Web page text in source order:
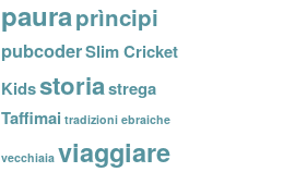
pauraprìncipi
pubcoderSlim Cricket
Kidsstoriastrega
Taffimai tradizioni ebraiche
vecchiaia viaggiare